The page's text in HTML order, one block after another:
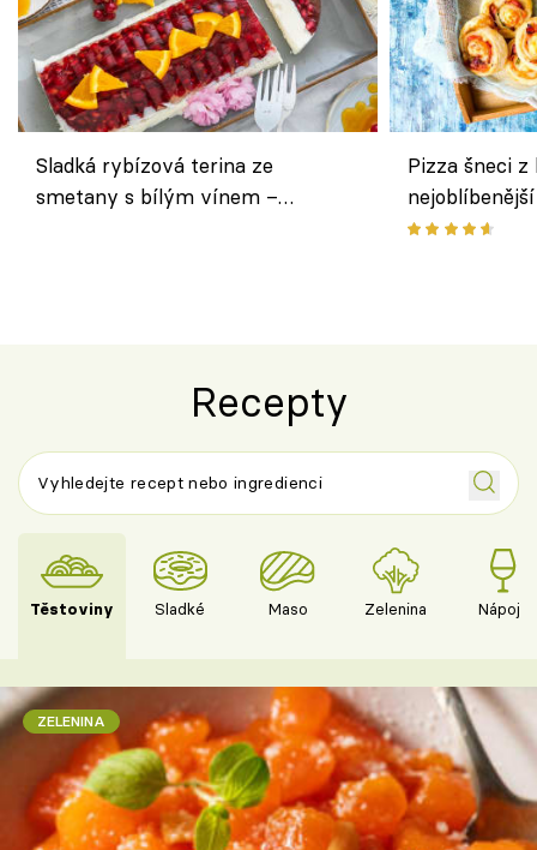
Sladká rybízová terina ze
smetany s bílým vínem –
Pizza šneci
Recepty
Těstoviny Sladké Maso Zelenina Nápoje
ZELENINA